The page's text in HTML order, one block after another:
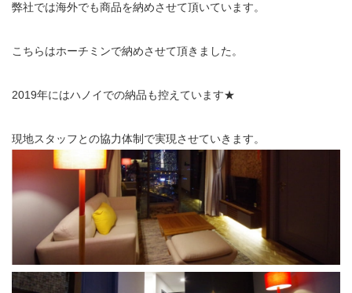
弊社では海外でも商品を納めさせて頂いています。
こちらはホーチミンで納めさせて頂きました。
2019年にはハノイでの納品も控えています★
現地スタッフとの協力体制で実現させていきます。